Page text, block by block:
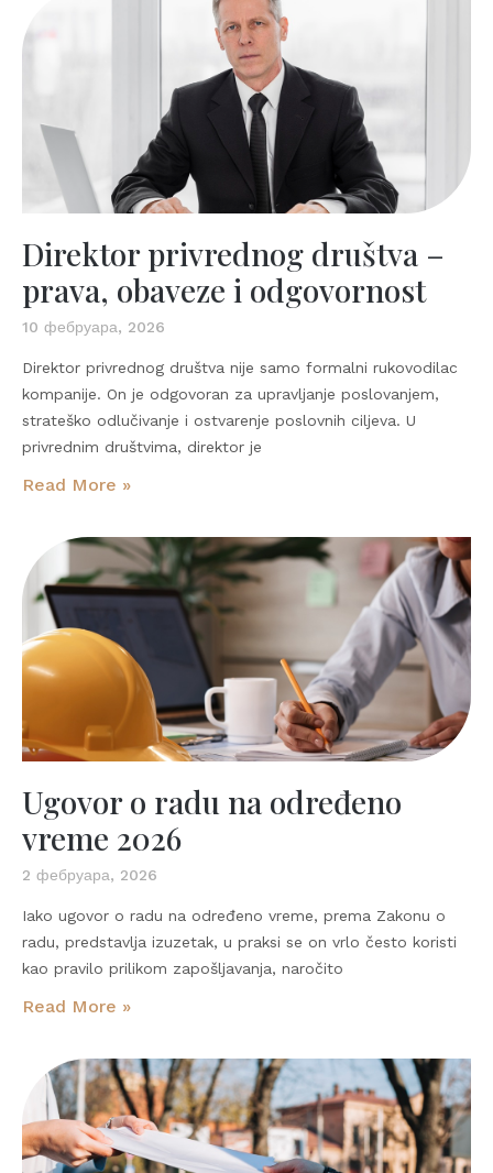
Direktor privrednog društva –
prava, obaveze i odgovornost
10 фебруара, 2026
Direktor privrednog društva nije samo formalni rukovodilac
kompanije. On je odgovoran za upravljanje poslovanjem,
strateško odlučivanje i ostvarenje poslovnih ciljeva. U
privrednim društvima, direktor je
Read More »
Ugovor o radu na određeno
vreme 2026
2 фебруара, 2026
Iako ugovor o radu na određeno vreme, prema Zakonu o
radu, predstavlja izuzetak, u praksi se on vrlo često koristi
kao pravilo prilikom zapošljavanja, naročito
Read More »